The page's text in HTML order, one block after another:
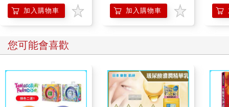
加入購物車 加入購物車
您可能會喜歡